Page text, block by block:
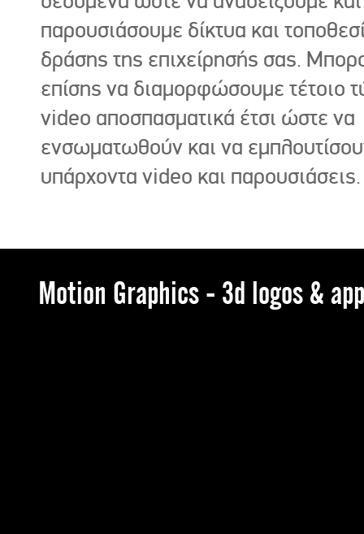
παρουσιάσουμε δίκτυα και
δράσης της επιχείρησής σας.
επίσης να διαμορφώσουμε τέτοιο
video αποσπασματικά έτσι ώστε να
ενσωματωθούν και να
υπάρχοντα video και παρουσιάσεις.
Motion Graphics - 3d logos &